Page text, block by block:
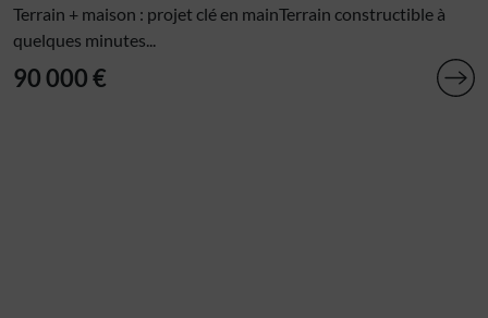
Terrain + maison : projet clé en mainTerrain constructible à
quelques minutes...
90 000 €